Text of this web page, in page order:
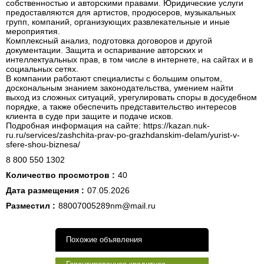
собственностью и авторскими правами. Юридические услуги
предоставляются для артистов, продюсеров, музыкальных
групп, компаний, организующих развлекательные и иные
мероприятия.
Комплексный анализ, подготовка договоров и другой
документации. Защита и оспаривание авторских и
интеллектуальных прав, в том числе в интернете, на сайтах и в
социальных сетях.
В компании работают специалисты с большим опытом,
доскональным знанием законодательства, умением найти
выход из сложных ситуаций, урегулировать споры в досудебном
порядке, а также обеспечить представительство интересов
клиента в суде при защите и подаче исков.
Подробная информация на сайте: https://kazan.nuk-
ru.ru/services/zashchita-prav-po-grazhdanskim-delam/yurist-v-
sfere-shou-biznesa/
8 800 550 1302
Количество просмотров : 40
Дата размещения : 07.05.2026
Разместил : 88007005289nm@mail.ru
Похожие объявления